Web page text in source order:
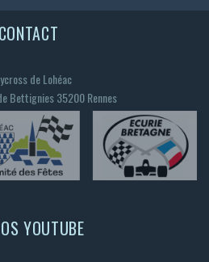
CONTACT
de Lohéac
Bettignies 35200 Rennes
YOUTUBE